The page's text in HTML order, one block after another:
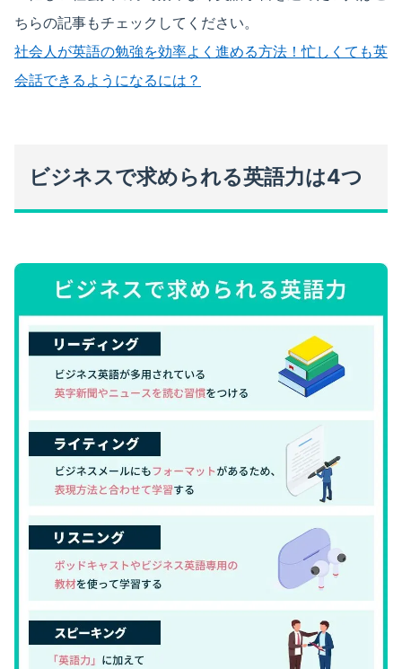
ちらの記事もチェックしてください。
社会人が英語の勉強を効率よく進める方法！忙しくても英
会話できるようになるには？
ビジネスで求められる英語力は4つ